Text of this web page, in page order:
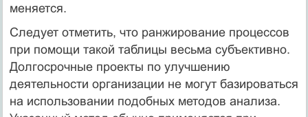
меняется.
Следует отметить, что ранжирование процессов
при помощи такой таблицы весьма субъективно.
Долгосрочные проекты по улучшению
деятельности организации не могут базироваться
на использовании подобных методов анализа.